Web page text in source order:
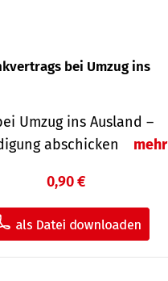
bei Umzug ins
Umzug ins Ausland –
abschicken
mehr
0,90 €